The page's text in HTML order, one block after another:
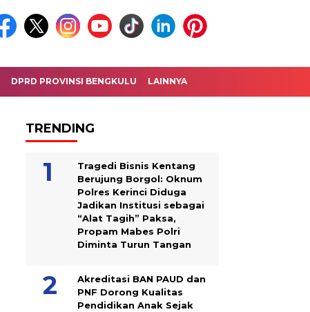
DPRD PROVINSI BENGKULU LAINNYA
TRENDING
Tragedi Bisnis Kentang
Berujung Borgol: Oknum
Polres Kerinci Diduga
Jadikan Institusi sebagai
“Alat Tagih” Paksa,
Propam Mabes Polri
Diminta Turun Tangan
Akreditasi BAN PAUD dan
PNF Dorong Kualitas
Pendidikan Anak Sejak